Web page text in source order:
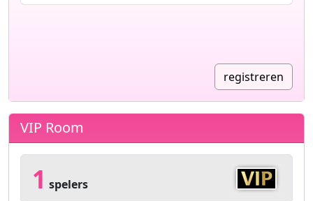
registreren
VIP Room
1 spelers